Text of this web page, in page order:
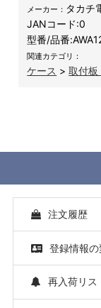
メーカー： タカチ
JANコード:0
型番/品番:
関連カテゴリ：
ケース >取付板
注文履歴
登録情報の
再入荷リス